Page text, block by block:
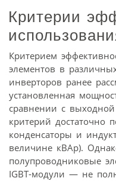
Критерии
Критерием
элементов в
инверторов ранее
установленная
сравнении с
критерий достаточно
конденсаторы и
величине кВАр).
полупроводниковые
IGBT-модули — не